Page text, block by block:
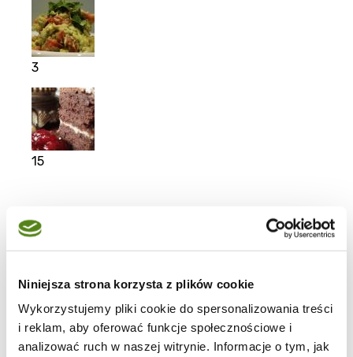
Niniejsza strona korzysta z plików cookie
Wykorzystujemy pliki cookie do spersonalizowania treści
i reklam, aby oferować funkcje społecznościowe i
analizować ruch w naszej witrynie. Informacje o tym, jak
3
15
Moje ulubione
14